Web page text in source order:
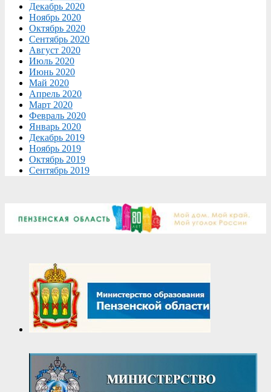
Декабрь 2020
Ноябрь 2020
Октябрь 2020
Сентябрь 2020
Август 2020
Июль 2020
Июнь 2020
Май 2020
Апрель 2020
Март 2020
Февраль 2020
Январь 2020
Декабрь 2019
Ноябрь 2019
Октябрь 2019
Сентябрь 2019